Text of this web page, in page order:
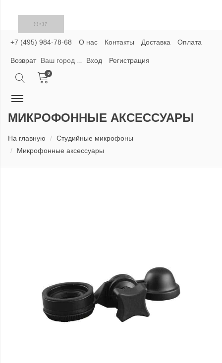
+7 (495) 984-78-68 О нас Контакты Доставка Оплата
Возврат Ваш город Вход Регистрация
0
МИКРОФОННЫЕ АКСЕССУАРЫ
На главную
Студийные микрофоны
Микрофонные аксессуары